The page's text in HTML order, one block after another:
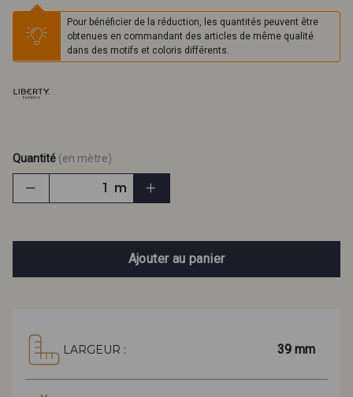
Pour bénéficier de la réduction, les quantités peuvent être
obtenues en commandant des articles de même qualité
dans des motifs et coloris différents.
Quantité (en mètre)
m
Ajouter au panier
LARGEUR : 39 mm